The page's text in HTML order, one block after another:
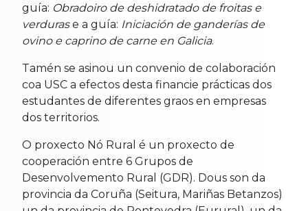
guía: Obradoiro de deshidratado de froitas e
verdurase a guía: Iniciación de ganderías de
ovino e caprino de carne en Galicia.
Tamén se asinou un convenio de colaboración
coa USC a efectos desta financie prácticas dos
estudantes de diferentes graos en empresas
dos territorios.
O proxecto Nó Rural é un proxecto de
cooperación entre 6 Grupos de
Desenvolvemento Rural (GDR). Dous son da
provincia da Coruña (Seitura, Mariñas Betanzos)